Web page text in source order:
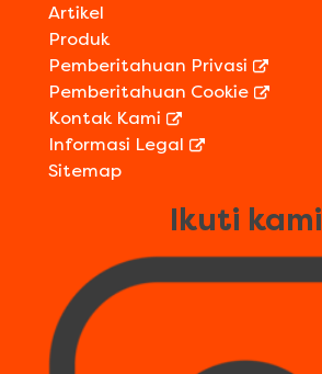
Artikel
Produk
Pemberitahuan Privasi
Pemberitahuan Cookie
Kontak Kami
Informasi Legal
Sitemap
Ikuti kami